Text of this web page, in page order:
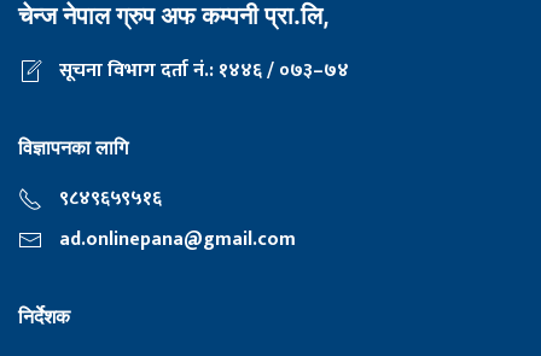
चेन्ज नेपाल ग्रुप अफ कम्पनी प्रा.लि,
सूचना विभाग दर्ता नं.: १४४६ / ०७३–७४
विज्ञापनका लागि
९८४९६५९५१६
ad.onlinepana@gmail.com
निर्देशक